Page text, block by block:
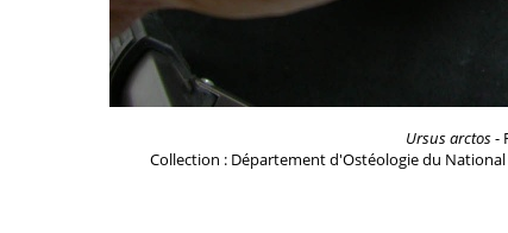
Ursus arctos-
Collection : Département d'Ostéologie du